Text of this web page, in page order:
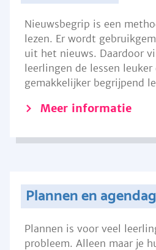
Nieuwsbegrip is een
lezen. Er wordt
uit het nieuws. Daardoor
leerlingen de lessen leuker
gemakkelijker begrijpend
Meer informatie
Plannen en
Plannen is voor veel
probleem. Alleen maar je